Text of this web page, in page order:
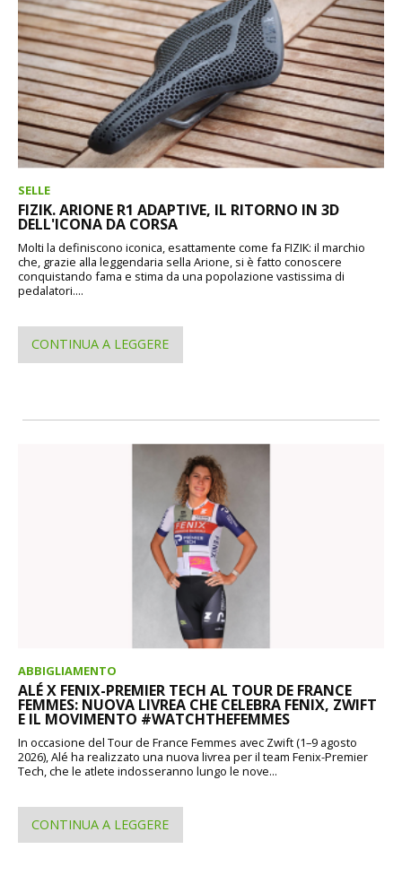
SELLE
FIZIK. ARIONE R1 ADAPTIVE, IL RITORNO IN 3D
DELL'ICONA DA CORSA
Molti la definiscono iconica, esattamente come fa FIZIK: il marchio
che, grazie alla leggendaria sella Arione, si è fatto conoscere
conquistando fama e stima da una popolazione vastissima di
pedalatori....
CONTINUA A LEGGERE
ABBIGLIAMENTO
ALÉ X FENIX-PREMIER TECH AL TOUR DE FRANCE
FEMMES: NUOVA LIVREA CHE CELEBRA FENIX, ZWIFT
E IL MOVIMENTO #WATCHTHEFEMMES
In occasione del Tour de France Femmes avec Zwift (1–9 agosto
2026), Alé ha realizzato una nuova livrea per il team Fenix-Premier
Tech, che le atlete indosseranno lungo le nove...
CONTINUA A LEGGERE